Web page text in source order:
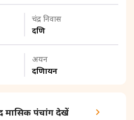
चंद्र निवास
दक्षिण
अयन
दक्षिणायन
मासिक पंचांग देखें